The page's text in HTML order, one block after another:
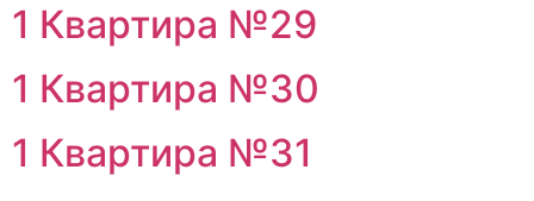
1 Квартира №29
1 Квартира №30
1 Квартира №31